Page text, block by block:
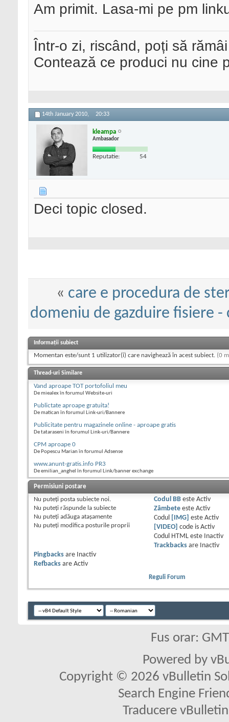
Am primit. Lasa-mi pe pm
Într-o zi, riscând, poți să
Contează ce produci nu cine
14th January 2010, 20:33
kleampa
Ambasador
Reputatie: 54
Deci topic closed.
« care e procedura de
domeniu de gazduire fisiere
Informații subiect
Momentan este/sunt 1 utilizator(i) care navighează în acest subiect. (0
Thread-uri Similare
Vand aproape TOT portofoliul meu
De miealex în forumul Website-uri
Publictate aproape gratuita!
De matican în forumul Link-uri/Bannere
Publicitate pentru magazinele online - aproape gratis
De tataraseni în forumul Link-uri/Bannere
CPM aproape 0
De Popescu Marian în forumul Adsense
www.anunt-gratis.info PR3
De emilian_anghel în forumul Link/banner exchange
Permisiuni postare
Nu puteţi posta subiecte noi.
Nu puteţi răspunde la subiecte
Nu puteţi adăuga ataşamente
Nu puteţi modifica posturile proprii
Codul BBeste Activ
Zâmbeteeste Activ
Codul
[IMG] este Activ
[VIDEO]
code is Activ
Codul HTML este
Inactiv
Trackbacksare
Inactiv
Pingbacks are
Inactiv
Refbacks are Activ
Reguli Forum
Fus orar:
Powered by
Copyright © 2026 vBulletin
Search Engine
Traducere